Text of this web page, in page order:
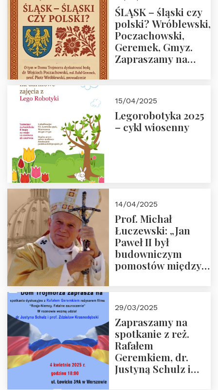
ŚLĄSK – śląski czy
polski? Wróblewski,
Poczachowski,
Geremek, Gmyz.
Zapraszamy na
Trójmorza.
15/04/2025
Legorobotyka 2025
– cykl wiosenny
14/04/2025
Prof. Michał
Łuczewski: „Jan
Paweł II był
budowniczym
pomostów między
29/03/2025
Zapraszamy na
spotkanie z reż.
Rafałem
Geremkiem, dr.
Justyną Schulz i